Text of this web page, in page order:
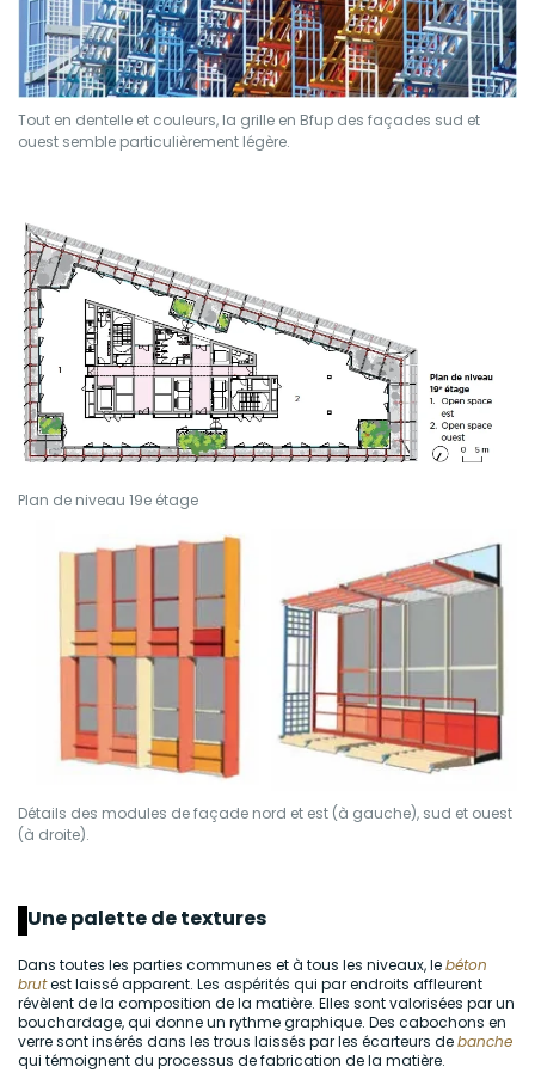
Tout en dentelle et couleurs, la grille en Bfup des façades sud et
ouest semble particulièrement légère.
Plan de niveau 19e étage
Détails des modules de façade nord et est (à gauche), sud et ouest
(à droite).
Une palette de textures
Dans toutes les parties communes et à tous les niveaux, lebéton
brutest laissé apparent. Les aspérités qui par endroits affleurent
révèlent de la composition de la matière. Elles sont valorisées par un
bouchardage, qui donne un rythme graphique. Des cabochons en
verre sont insérés dans les trous laissés par les écarteurs debanche
qui témoignent du processus de fabrication de la matière.